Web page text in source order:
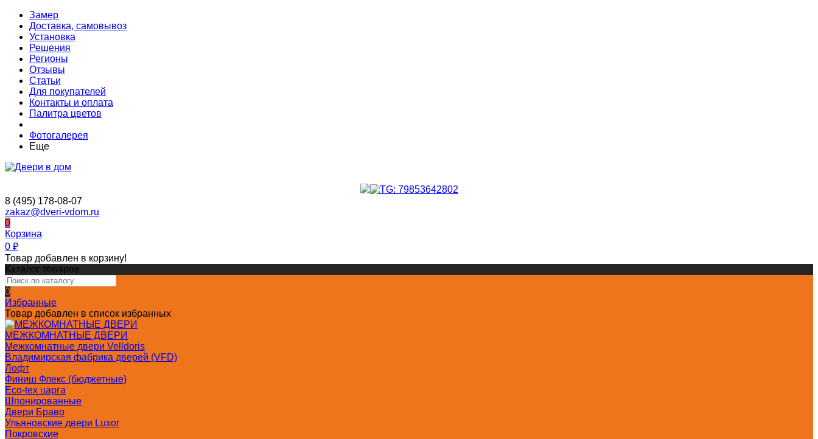
Замер
Доставка, самовывоз
Установка
Решения
Регионы
Отзывы
Статьи
Для покупателей
Контакты и оплата
Палитра цветов
Фотогалерея
Еще
8 (495) 178-08-07
zakaz@dveri-vdom.ru
0
Корзина
0 ₽
Товар добавлен в корзину!
Каталог товаров
0
Избранные
Товар добавлен в список избранных
МЕЖКОМНАТНЫЕ ДВЕРИ
Межкомнатные двери Velldoris
Владимирская фабрика дверей (VFD)
Лофт
Финиш Флекс (бюджетные)
Eco-tex царга
Шпонированные
Двери Браво
Ульяновские двери Luxor
Покровские